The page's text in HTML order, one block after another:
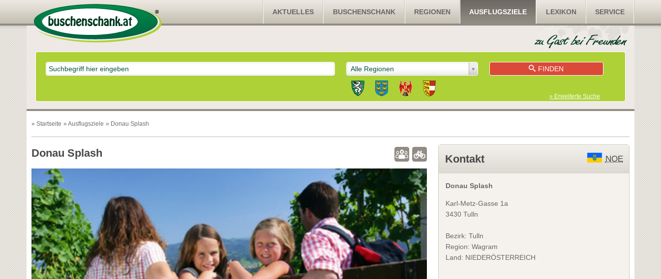
AKTUELLES BUSCHENSCHANK REGIONEN AUSFLUGSZIELE LEXIKON SERVICE
Alle Regionen FINDEN
» Erweiterte Suche
» Startseite » Ausflugsziele » Donau Splash
Donau Splash Kontakt NOE
Donau Splash
Karl-Metz-Gasse 1a
3430 Tulln
Bezirk: Tulln
Region: Wagram
Land: NIEDERÖSTERREICH